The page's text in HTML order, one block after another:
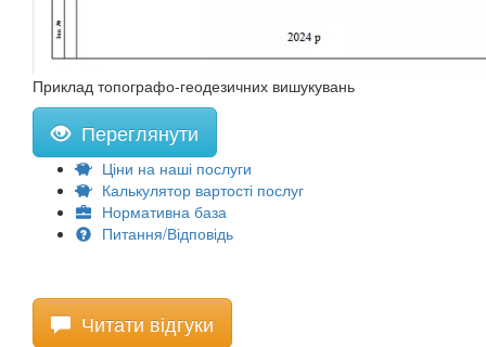
Приклад топографо-геодезичних вишукувань
Переглянути
Ціни на наші послуги
Калькулятор вартості послуг
Нормативна база
Питання/Відповідь
Читати відгуки